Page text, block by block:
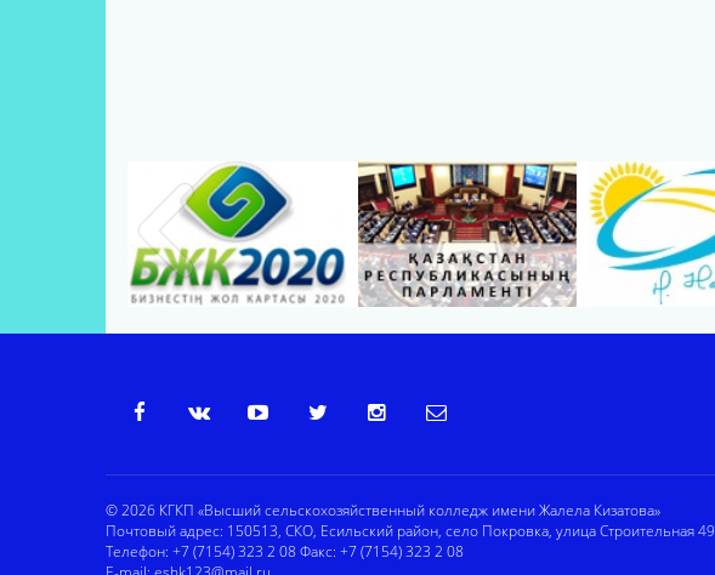
© 2026 КГКП «Высший сельскохозяйственный колледж имени Жалела Кизатова»
Почтовый адрес: 150513, СКО, Есильский район, село Покровка, улица Строительная 49
Телефон: +7 (7154) 323 2 08 Факс: +7 (7154) 323 2 08